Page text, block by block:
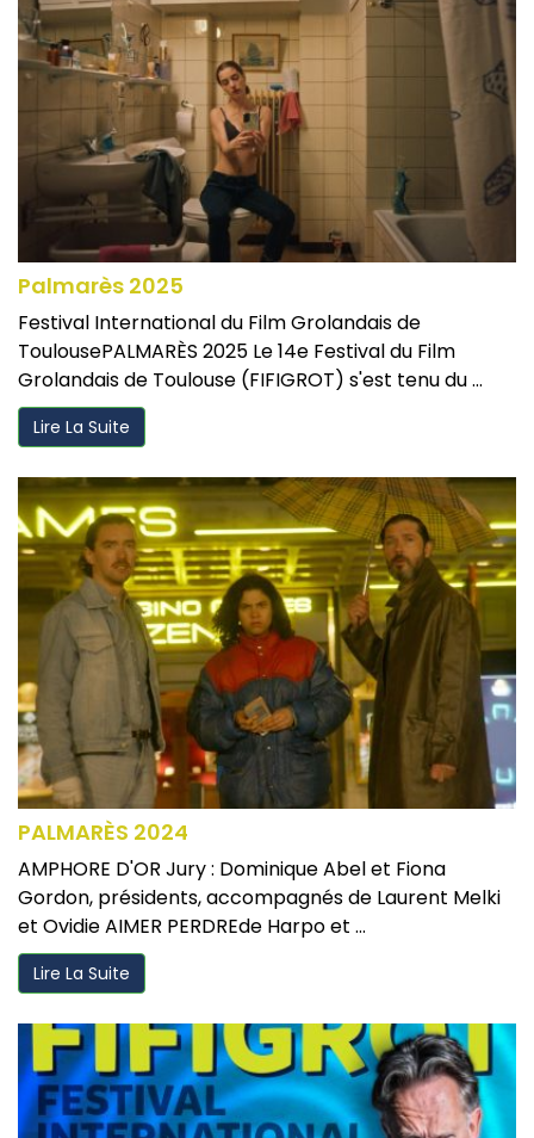
Palmarès 2025
Festival International du Film Grolandais de
ToulousePALMARÈS 2025 Le 14e Festival du Film
Grolandais de Toulouse (FIFIGROT) s'est tenu du ...
Lire La Suite
PALMARÈS 2024
AMPHORE D'OR Jury : Dominique Abel et Fiona
Gordon, présidents, accompagnés de Laurent Melki
et Ovidie AIMER PERDREde Harpo et ...
Lire La Suite